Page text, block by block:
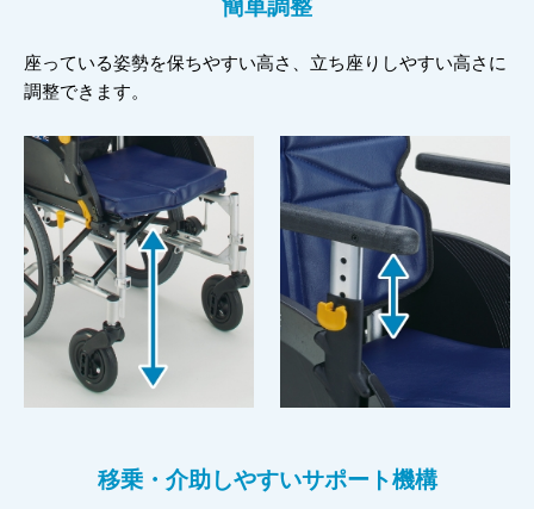
簡単調整
座っている姿勢を保ちやすい高さ、立ち座りしやすい高さに
調整できます。
移乗・介助しやすいサポート機構